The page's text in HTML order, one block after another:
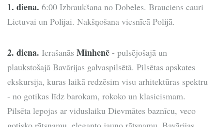
1. diena. 6:00 Izbraukšana no Dobeles. Brauciens cauri
Lietuvai un Polijai. Nakšņošana viesnīcā Polijā.
2. diena. Ierašanās Minhenē - pulsējošajā un
plaukstošajā Bavārijas galvaspilsētā. Pilsētas apskates
ekskursija, kuras laikā redzēsim visu arhitektūras spektru
- no gotikas līdz barokam, rokoko un klasicismam.
Pilsēta lepojas ar viduslaiku Dievmātes baznīcu, veco